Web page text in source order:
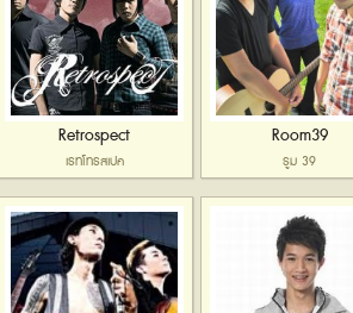
Retrospect
เรทโทรสเปค
Room39
รูม 39